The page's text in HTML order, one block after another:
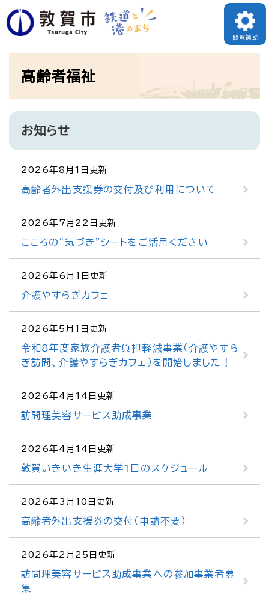
ペ
ー
頭
す
閲覧補助
高齢者福祉
お知らせ
2026年8月1日更新
高齢者外出支援券の交付及び利用について
2026年7月22日更新
こころの“気づき”シートをご活用ください
2026年6月1日更新
介護やすらぎカフェ
2026年5月1日更新
令和8年度家族介護者負担軽減事業（介護やすら
ぎ訪問、介護やすらぎカフェ）を開始しました！
2026年4月14日更新
訪問理美容サービス助成事業
2026年4月14日更新
敦賀いきいき生涯大学1日のスケジュール
2026年3月10日更新
高齢者外出支援券の交付（申請不要）
2026年2月25日更新
訪問理美容サービス助成事業への参加事業者募
集